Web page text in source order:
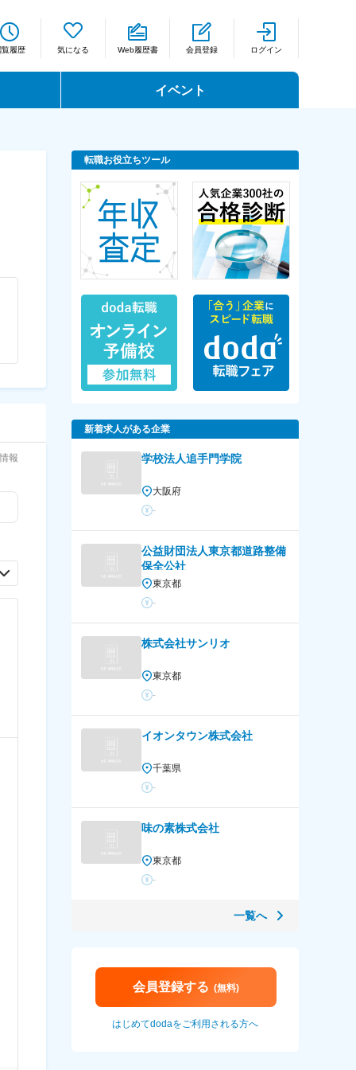
覧履歴 気になる Web履歴書 会員登録 ログイン
イベント
報
転職お役立ちツール
新着求人がある企業
学校法人追手門学院
大阪府
-
公益財団法人東京都道路整備
保全公社
東京都
-
株式会社サンリオ
東京都
-
イオンタウン株式会社
千葉県
-
味の素株式会社
東京都
-
一覧へ
会員登録する (無料)
はじめてdodaをご利用される方へ